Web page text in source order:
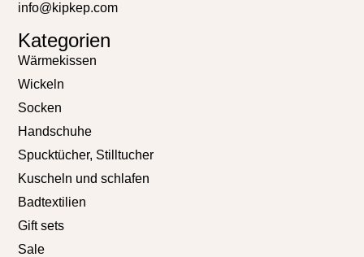
info@kipkep.com
Kategorien
Wärmekissen
Wickeln
Socken
Handschuhe
Spucktücher, Stilltucher
Kuscheln und schlafen
Badtextilien
Gift sets
Sale